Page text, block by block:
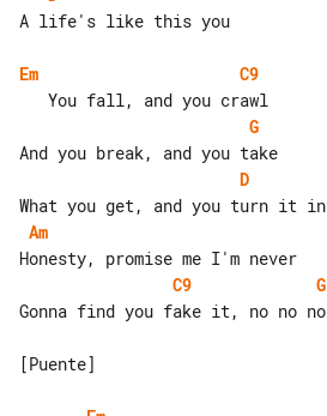
A life's like this you
Em
C9
G
D
Am
C9
G
Gonna find you fake it, no no no
[Puente]